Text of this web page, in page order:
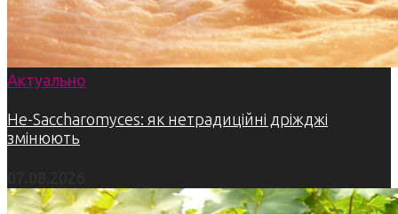
Актуально
Не-Saccharomyces: як нетрадиційні дріжджі
змінюють